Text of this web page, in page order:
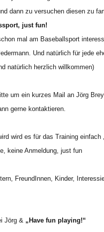
dann zu versuchen diesen zu
just fun!
mal am Baseballsport
Und natürlich für jede
natürlich herzlich willkommen)
um ein kurzes Mail an Jörg
gerne kontaktieren.
wird es für das Training einfach
keine Anmeldung, just fun
FreundInnen, Kinder,
Jörg & „Have fun playing!“